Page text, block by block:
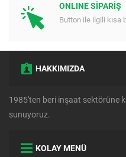
ONLINE SİPARİŞ
Button ile ilgili kısa
HAKKIMIZDA
1985'ten beri inşaat sektörüne
sunuyoruz.
KOLAY MENÜ